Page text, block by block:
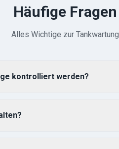
Häufige Fragen
Alles Wichtige zur Tankwartung
kontrolliert werden?